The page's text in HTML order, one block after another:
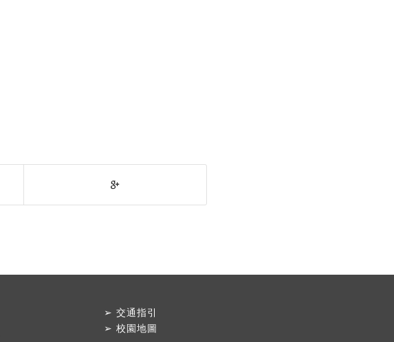
➢交通指引
➢校園地圖